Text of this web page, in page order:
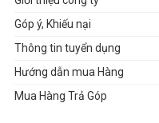
Góp ý, Khiếu nại
Thông tin tuyển dụng
Hướng dẫn mua Hàng
Mua Hàng Trả Góp